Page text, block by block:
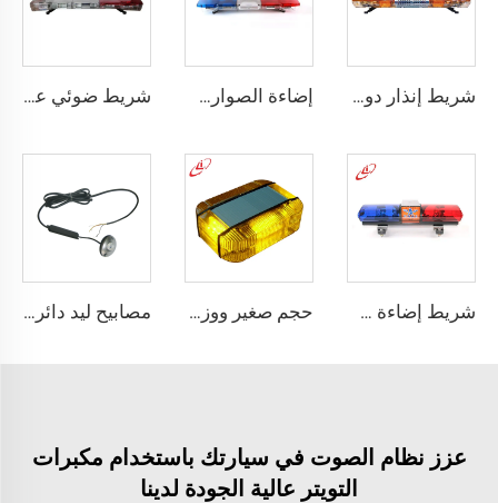
شريط إنذار دوار هالوجين متعدد الزوايا إضاءة الصواري الطبية للشرطة والإسعاف شريط ضوئي عرض زاوية رؤية مختلف
شريط إضاءة صغير دائري من الهالوجين مع مغناطيس حجم صغير ووزن خفيف وسطوع عالي لشريط الإضاءة الصغير مصابيح ليد دائرية قوية الإضاءة للوحة القيادة مع ضوء مركّز
عزز نظام الصوت في سيارتك باستخدام مكبرات
التويتر عالية الجودة لدينا